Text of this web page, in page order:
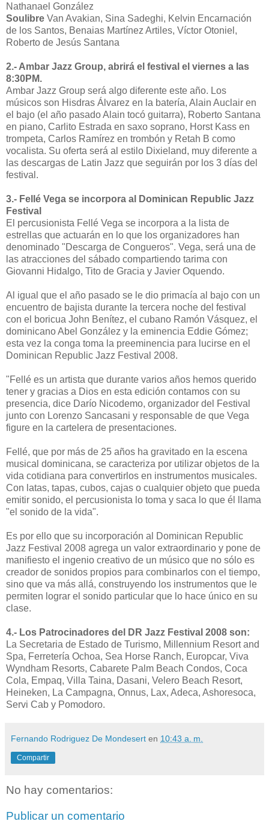
Nathanael González
Soulibre Van Avakian, Sina Sadeghi, Kelvin Encarnación
de los Santos, Benaias Martínez Artiles, Víctor Otoniel,
Roberto de Jesús Santana
2.- Ambar Jazz Group, abrirá el festival el viernes a las
8:30PM.
Ambar Jazz Group será algo diferente este año. Los
músicos son Hisdras Álvarez en la batería, Alain Auclair en
el bajo (el año pasado Alain tocó guitarra), Roberto Santana
en piano, Carlito Estrada en saxo soprano, Horst Kass en
trompeta, Carlos Ramírez en trombón y Retah B como
vocalista. Su oferta será al estilo Dixieland, muy diferente a
las descargas de Latin Jazz que seguirán por los 3 días del
festival.
3.- Fellé Vega se incorpora al Dominican Republic Jazz
Festival
El percusionista Fellé Vega se incorpora a la lista de
estrellas que actuarán en lo que los organizadores han
denominado "Descarga de Congueros". Vega, será una de
las atracciones del sábado compartiendo tarima con
Giovanni Hidalgo, Tito de Gracia y Javier Oquendo.
Al igual que el año pasado se le dio primacía al bajo con un
encuentro de bajista durante la tercera noche del festival
con el boricua John Benítez, el cubano Ramón Vásquez, el
dominicano Abel González y la eminencia Eddie Gómez;
esta vez la conga toma la preeminencia para lucirse en el
Dominican Republic Jazz Festival 2008.
"Fellé es un artista que durante varios años hemos querido
tener y gracias a Dios en esta edición contamos con su
presencia, dice Darío Nicodemo, organizador del Festival
junto con Lorenzo Sancasani y responsable de que Vega
figure en la cartelera de presentaciones.
Fellé, que por más de 25 años ha gravitado en la escena
musical dominicana, se caracteriza por utilizar objetos de la
vida cotidiana para convertirlos en instrumentos musicales.
Con latas, tapas, cubos, cajas o cualquier objeto que pueda
emitir sonido, el percusionista lo toma y saca lo que él llama
"el sonido de la vida".
Es por ello que su incorporación al Dominican Republic
Jazz Festival 2008 agrega un valor extraordinario y pone de
manifiesto el ingenio creativo de un músico que no sólo es
creador de sonidos propios para combinarlos con el tiempo,
sino que va más allá, construyendo los instrumentos que le
permiten lograr el sonido particular que lo hace único en su
clase.
4.- Los Patrocinadores del DR Jazz Festival 2008 son:
La Secretaria de Estado de Turismo, Millennium Resort and
Spa, Ferretería Ochoa, Sea Horse Ranch, Europcar, Viva
Wyndham Resorts, Cabarete Palm Beach Condos, Coca
Cola, Empaq, Villa Taina, Dasani, Velero Beach Resort,
Heineken, La Campagna, Onnus, Lax, Adeca, Ashoresoca,
Servi Cab y Pomodoro.
Fernando Rodriguez De Mondesert en 10:43 a. m.
Compartir
No hay comentarios:
Publicar un comentario